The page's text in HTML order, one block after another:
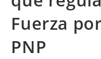
Fuerza
PNP